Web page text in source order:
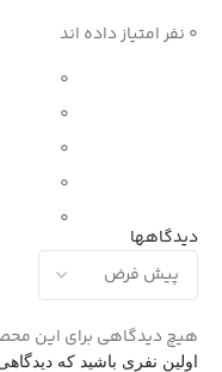
0 نفر امتیاز داده اند
0
0
0
0
0
دیدگاهها
هیچ دیدگاهی برای این
اولین نفری باشید که